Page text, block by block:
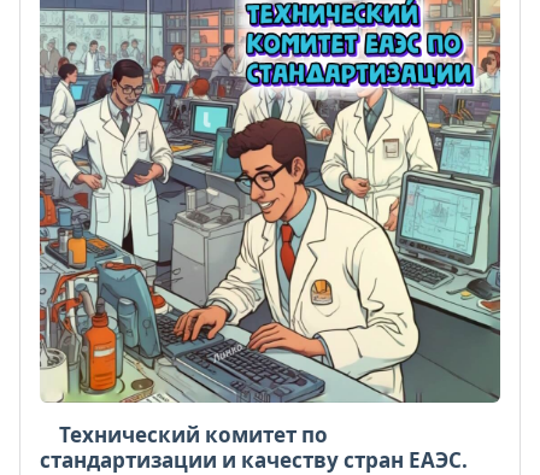
Технический комитет по
стандартизации и качествустран ЕАЭС.